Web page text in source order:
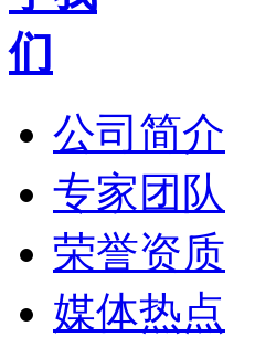
公司简介
专家团队
荣誉资质
媒体热点